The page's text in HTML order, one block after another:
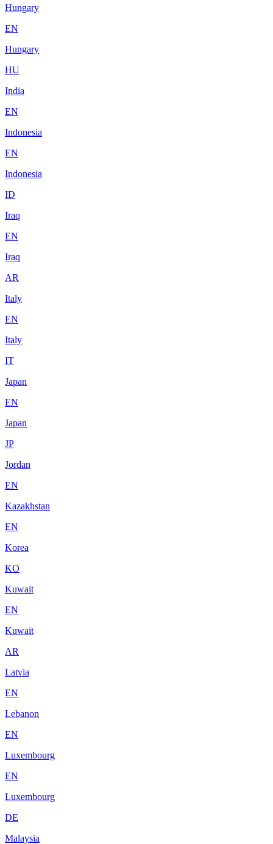
Hungary
EN
Hungary
HU
India
EN
Indonesia
EN
Indonesia
ID
Iraq
EN
Iraq
AR
Italy
EN
Italy
IT
Japan
EN
Japan
JP
Jordan
EN
Kazakhstan
EN
Korea
KO
Kuwait
EN
Kuwait
AR
Latvia
EN
Lebanon
EN
Luxembourg
EN
Luxembourg
DE
Malaysia